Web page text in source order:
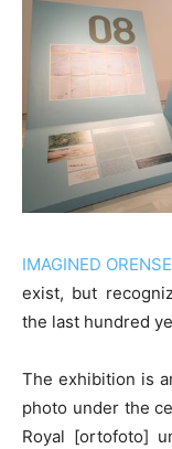
IMAGINED ORENSE
exist, but
the last hundred
The exhibition is
photo under the
Royal [ortofoto]